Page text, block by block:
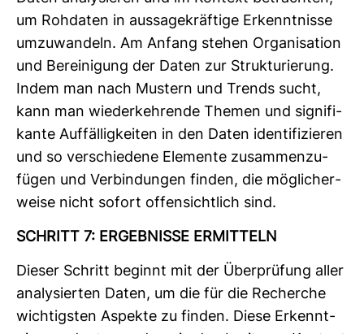
um Roh­daten in aus­sa­ge­kräf­tige Erkennt­nisse
umzu­wan­deln. Am Anfang stehen Orga­ni­sa­tion
und Berei­ni­gung der Daten zur Struk­tu­rie­rung.
Indem man nach Mus­tern und Trends sucht,
kann man wie­der­keh­rende Themen und signi­fi­
kante Auf­fäl­lig­keiten in den Daten iden­ti­fi­zieren
und so ver­schie­dene Ele­mente zusam­men­zu­
fügen und Ver­bin­dungen finden, die mög­li­cher­
weise nicht sofort offen­sicht­lich sind.
SCHRITT 7: ERGEB­NISSE ERMIT­TELN
Dieser Schritt beginnt mit der Über­prü­fung aller
ana­ly­sierten Daten, um die für die Recherche
wich­tigsten Aspekte zu finden. Diese Erkennt­